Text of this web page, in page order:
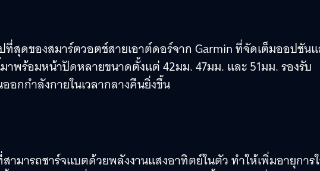
ที่สุดของสมาร์ตวอตช์สายเอาต์ดอร์จาก Garmin ที่จัดเต็มออปชัน
าพร้อมหน้าปัดหลายขนาดตั้งแต่ 42มม. 47มม. และ 51มม. รองรับ
กกำลังกายในเวลากลางคืนยิ่งขึ้น
สามารถชาร์จแบตด้วยพลังงานแสงอาทิตย์ในตัว ทำให้เพิ่มอายุการ